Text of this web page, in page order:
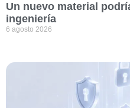
Un nuevo material
ingeniería
6 agosto 2026